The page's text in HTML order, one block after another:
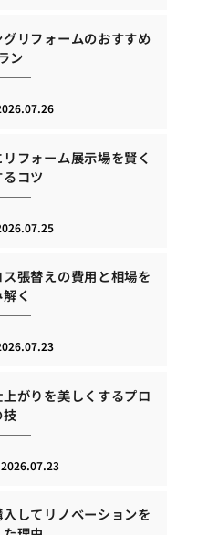
リフォームのおすすめ
ン
フォーム展示場を賢く
コツ
張替えの費用と相場を
く
がりを美しくするプロ
技
2026.07.23
してリノベーションを